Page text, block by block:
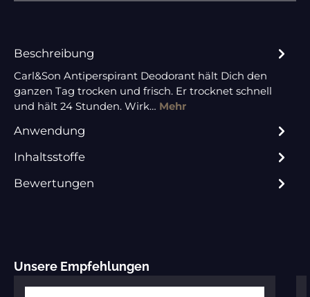
Beschreibung
Carl&Son Antiperspirant Deodorant hält Dich den
ganzen Tag trocken und frisch. Er trocknet schnell
und hält 24 Stunden. Wirk… Mehr
Anwendung
Inhaltsstoffe
Bewertungen
Produktgalerie überspringen
Unsere Empfehlungen